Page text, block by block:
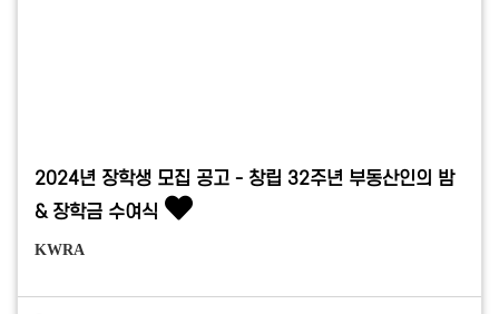
2024년 장학생 모집 공고 - 창립 32주년 부동산인의 밤
& 장학금 수여식
KWRA